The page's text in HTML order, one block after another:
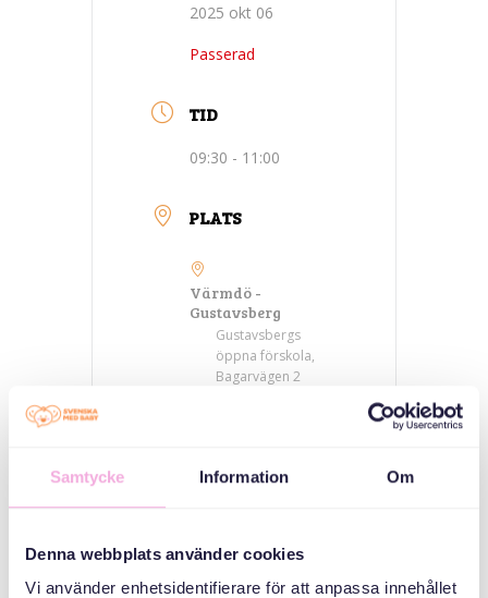
Samtycke Information Om
Denna webbplats använder cookies
Vi använder enhetsidentifierare för att anpassa innehållet
2025 okt 06
Passerad
TID
09:30 - 11:00
PLATS
Värmdö -
Gustavsberg
Gustavsbergs
öppna förskola,
Bagarvägen 2
ARRANGÖR